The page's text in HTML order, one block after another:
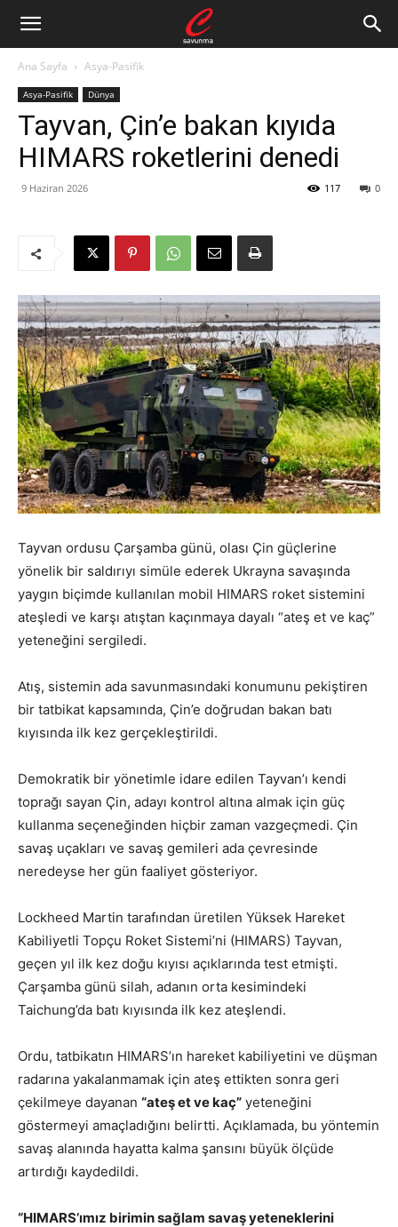
Ana Sayfa Asya-Pasifik
Asya-Pasifik Dünya
Tayvan, Çin’e bakan kıyıda
HIMARS roketlerini denedi
9 Haziran 2026 0
117
Tayvan ordusu Çarşamba günü, olası Çin güçlerine
yönelik bir saldırıyı simüle ederek Ukrayna savaşında
yaygın biçimde kullanılan mobil HIMARS roket sistemini
ateşledi ve karşı atıştan kaçınmaya dayalı “ateş et ve kaç”
yeteneğini sergiledi.
Atış, sistemin ada savunmasındaki konumunu pekiştiren
bir tatbikat kapsamında, Çin’e doğrudan bakan batı
kıyısında ilk kez gerçekleştirildi.
Demokratik bir yönetimle idare edilen Tayvan’ı kendi
toprağı sayan Çin, adayı kontrol altına almak için güç
kullanma seçeneğinden hiçbir zaman vazgeçmedi. Çin
savaş uçakları ve savaş gemileri ada çevresinde
neredeyse her gün faaliyet gösteriyor.
Lockheed Martin tarafından üretilen Yüksek Hareket
Kabiliyetli Topçu Roket Sistemi’ni (HIMARS) Tayvan,
geçen yıl ilk kez doğu kıyısı açıklarında test etmişti.
Çarşamba günü silah, adanın orta kesimindeki
Taichung’da batı kıyısında ilk kez ateşlendi.
Ordu, tatbikatın HIMARS’ın hareket kabiliyetini ve düşman
radarına yakalanmamak için ateş ettikten sonra geri
çekilmeye dayanan “ateş et ve kaç” yeteneğini
göstermeyi amaçladığını belirtti. Açıklamada, bu yöntemin
savaş alanında hayatta kalma şansını büyük ölçüde
artırdığı kaydedildi.
“HIMARS’ımız birimin sağlam savaş yeteneklerini